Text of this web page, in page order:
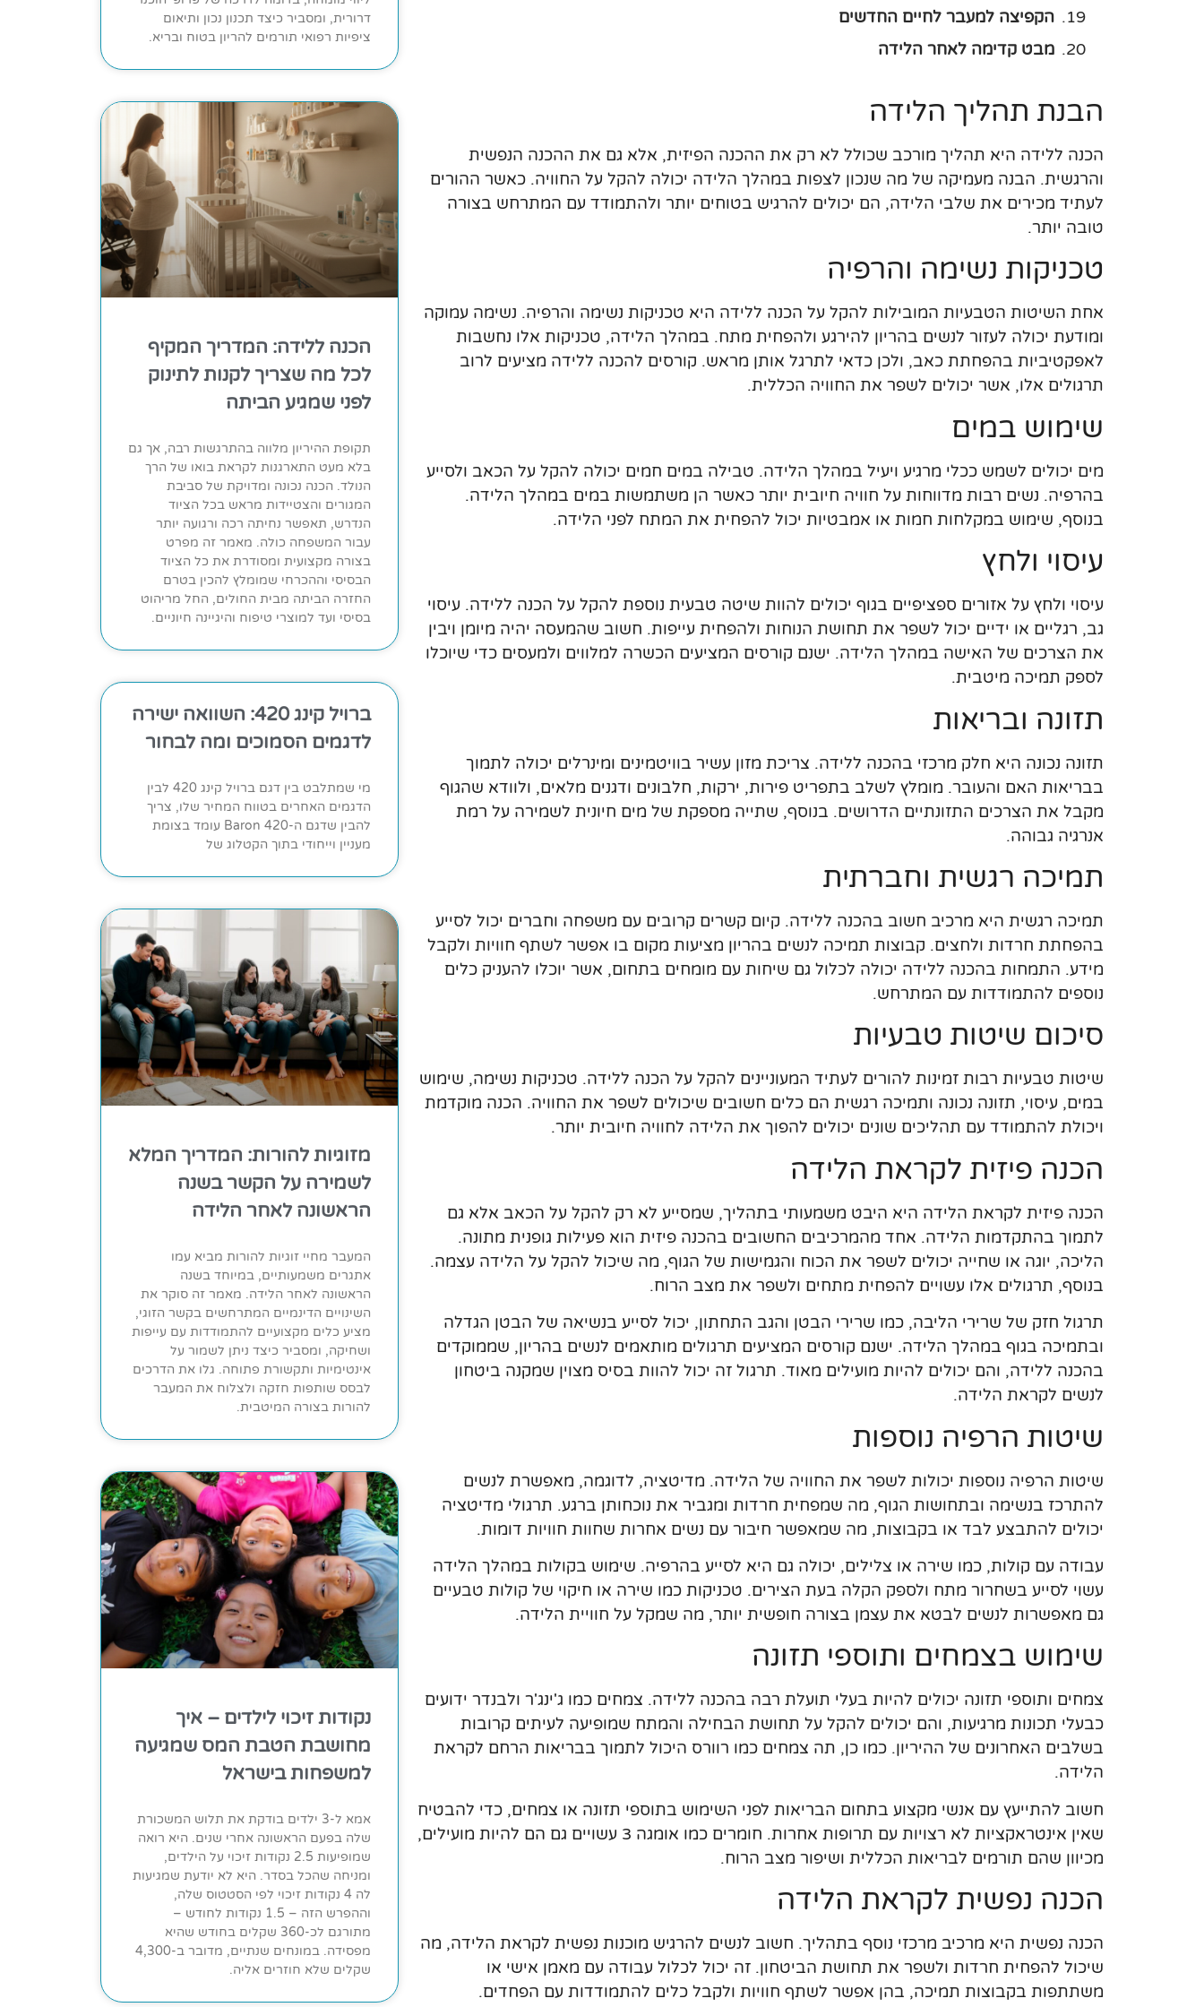
הקפיצה למעבר לחיים החדשים
מבט קדימה לאחר הלידה
הבנת תהליך הלידה
הכנה ללידה היא תהליך מורכב שכולל לא רק את ההכנה הפיזית, אלא גם את ההכנה הנפשית
והרגשית. הבנה מעמיקה של מה שנכון לצפות במהלך הלידה יכולה להקל על החוויה. כאשר ההורים
לעתיד מכירים את שלבי הלידה, הם יכולים להרגיש בטוחים יותר ולהתמודד עם המתרחש בצורה
טובה יותר.
טכניקות נשימה והרפיה
אחת השיטות הטבעיות המובילות להקל על הכנה ללידה היא טכניקות נשימה והרפיה. נשימה עמוקה
ומודעת יכולה לעזור לנשים בהריון להירגע ולהפחית מתח. במהלך הלידה, טכניקות אלו נחשבות
לאפקטיביות בהפחתת כאב, ולכן כדאי לתרגל אותן מראש. קורסים להכנה ללידה מציעים לרוב
תרגולים אלו, אשר יכולים לשפר את החוויה הכללית.
שימוש במים
מים יכולים לשמש ככלי מרגיע ויעיל במהלך הלידה. טבילה במים חמים יכולה להקל על הכאב ולסייע
בהרפיה. נשים רבות מדווחות על חוויה חיובית יותר כאשר הן משתמשות במים במהלך הלידה.
בנוסף, שימוש במקלחות חמות או אמבטיות יכול להפחית את המתח לפני הלידה.
עיסוי ולחץ
עיסוי ולחץ על אזורים ספציפיים בגוף יכולים להוות שיטה טבעית נוספת להקל על הכנה ללידה. עיסוי
גב, רגליים או ידיים יכול לשפר את תחושת הנוחות ולהפחית עייפות. חשוב שהמעסה יהיה מיומן ויבין
את הצרכים של האישה במהלך הלידה. ישנם קורסים המציעים הכשרה למלווים ולמעסים כדי שיוכלו
לספק תמיכה מיטבית.
תזונה ובריאות
תזונה נכונה היא חלק מרכזי בהכנה ללידה. צריכת מזון עשיר בוויטמינים ומינרלים יכולה לתמוך
בבריאות האם והעובר. מומלץ לשלב בתפריט פירות, ירקות, חלבונים ודגנים מלאים, ולוודא שהגוף
מקבל את הצרכים התזונתיים הדרושים. בנוסף, שתייה מספקת של מים חיונית לשמירה על רמת
אנרגיה גבוהה.
תמיכה רגשית וחברתית
תמיכה רגשית היא מרכיב חשוב בהכנה ללידה. קיום קשרים קרובים עם משפחה וחברים יכול לסייע
בהפחתת חרדות ולחצים. קבוצות תמיכה לנשים בהריון מציעות מקום בו אפשר לשתף חוויות ולקבל
מידע. התמחות בהכנה ללידה יכולה לכלול גם שיחות עם מומחים בתחום, אשר יוכלו להעניק כלים
נוספים להתמודדות עם המתרחש.
סיכום שיטות טבעיות
שיטות טבעיות רבות זמינות להורים לעתיד המעוניינים להקל על הכנה ללידה. טכניקות נשימה, שימוש
במים, עיסוי, תזונה נכונה ותמיכה רגשית הם כלים חשובים שיכולים לשפר את החוויה. הכנה מוקדמת
ויכולת להתמודד עם תהליכים שונים יכולים להפוך את הלידה לחוויה חיובית יותר.
הכנה פיזית לקראת הלידה
הכנה פיזית לקראת הלידה היא היבט משמעותי בתהליך, שמסייע לא רק להקל על הכאב אלא גם
לתמוך בהתקדמות הלידה. אחד מהמרכיבים החשובים בהכנה פיזית הוא פעילות גופנית מתונה.
הליכה, יוגה או שחייה יכולים לשפר את הכוח והגמישות של הגוף, מה שיכול להקל על הלידה עצמה.
בנוסף, תרגולים אלו עשויים להפחית מתחים ולשפר את מצב הרוח.
תרגול חזק של שרירי הליבה, כמו שרירי הבטן והגב התחתון, יכול לסייע בנשיאה של הבטן הגדלה
ובתמיכה בגוף במהלך הלידה. ישנם קורסים המציעים תרגולים מותאמים לנשים בהריון, שממוקדים
בהכנה ללידה, והם יכולים להיות מועילים מאוד. תרגול זה יכול להוות בסיס מצוין שמקנה ביטחון
לנשים לקראת הלידה.
שיטות הרפיה נוספות
שיטות הרפיה נוספות יכולות לשפר את החוויה של הלידה. מדיטציה, לדוגמה, מאפשרת לנשים
להתרכז בנשימה ובתחושות הגוף, מה שמפחית חרדות ומגביר את נוכחותן ברגע. תרגולי מדיטציה
יכולים להתבצע לבד או בקבוצות, מה שמאפשר חיבור עם נשים אחרות שחוות חוויות דומות.
עבודה עם קולות, כמו שירה או צלילים, יכולה גם היא לסייע בהרפיה. שימוש בקולות במהלך הלידה
עשוי לסייע בשחרור מתח ולספק הקלה בעת הצירים. טכניקות כמו שירה או חיקוי של קולות טבעיים
גם מאפשרות לנשים לבטא את עצמן בצורה חופשית יותר, מה שמקל על חוויית הלידה.
שימוש בצמחים ותוספי תזונה
צמחים ותוספי תזונה יכולים להיות בעלי תועלת רבה בהכנה ללידה. צמחים כמו ג'ינג'ר ולבנדר ידועים
כבעלי תכונות מרגיעות, והם יכולים להקל על תחושת הבחילה והמתח שמופיעה לעיתים קרובות
בשלבים האחרונים של ההיריון. כמו כן, תה צמחים כמו רוורס היכול לתמוך בבריאות הרחם לקראת
הלידה.
חשוב להתייעץ עם אנשי מקצוע בתחום הבריאות לפני השימוש בתוספי תזונה או צמחים, כדי להבטיח
שאין אינטראקציות לא רצויות עם תרופות אחרות. חומרים כמו אומגה 3 עשויים גם הם להיות מועילים,
מכיוון שהם תורמים לבריאות הכללית ושיפור מצב הרוח.
הכנה נפשית לקראת הלידה
הכנה נפשית היא מרכיב מרכזי נוסף בתהליך. חשוב לנשים להרגיש מוכנות נפשית לקראת הלידה, מה
שיכול להפחית חרדות ולשפר את תחושת הביטחון. זה יכול לכלול עבודה עם מאמן אישי או
משתתפות בקבוצות תמיכה, בהן אפשר לשתף חוויות ולקבל כלים להתמודדות עם הפחדים.
דרורית, ומסביר כיצד תכנון נכון ותיאום
ציפיות רפואי תורמים להריון בטוח ובריא.
הכנה ללידה: המדריך המקיף
לכל מה שצריך לקנות לתינוק
לפני שמגיע הביתה
תקופת ההיריון מלווה בהתרגשות רבה, אך גם
בלא מעט התארגנות לקראת בואו של הרך
הנולד. הכנה נכונה ומדויקת של סביבת
המגורים והצטיידות מראש בכל הציוד
הנדרש, תאפשר נחיתה רכה ורגועה יותר
עבור המשפחה כולה. מאמר זה מפרט
בצורה מקצועית ומסודרת את כל הציוד
הבסיסי וההכרחי שמומלץ להכין בטרם
החזרה הביתה מבית החולים, החל מריהוט
בסיסי ועד למוצרי טיפוח והיגיינה חיוניים.
ברויל קינג 420: השוואה ישירה
לדגמים הסמוכים ומה לבחור
מי שמתלבט בין דגם ברויל קינג 420 לבין
הדגמים האחרים בטווח המחיר שלו, צריך
להבין שדגם ה-Baron 420 עומד בצומת
מעניין וייחודי בתוך הקטלוג של
מזוגיות להורות: המדריך המלא
לשמירה על הקשר בשנה
הראשונה לאחר הלידה
המעבר מחיי זוגיות להורות מביא עמו
אתגרים משמעותיים, במיוחד בשנה
הראשונה לאחר הלידה. מאמר זה סוקר את
השינויים הדינמיים המתרחשים בקשר הזוגי,
מציע כלים מקצועיים להתמודדות עם עייפות
ושחיקה, ומסביר כיצד ניתן לשמור על
אינטימיות ותקשורת פתוחה. גלו את הדרכים
לבסס שותפות חזקה ולצלוח את המעבר
להורות בצורה המיטבית.
נקודות זיכוי לילדים – איך
מחושבת הטבת המס שמגיעה
למשפחות בישראל
אמא ל-3 ילדים בודקת את תלוש המשכורת
שלה בפעם הראשונה אחרי שנים. היא רואה
שמופיעות 2.5 נקודות זיכוי על הילדים,
ומניחה שהכל בסדר. היא לא יודעת שמגיעות
לה 4 נקודות זיכוי לפי הסטטוס שלה,
וההפרש הזה – 1.5 נקודות לחודש –
מתורגם לכ-360 שקלים בחודש שהיא
מפסידה. במונחים שנתיים, מדובר ב-4,300
שקלים שלא חוזרים אליה.